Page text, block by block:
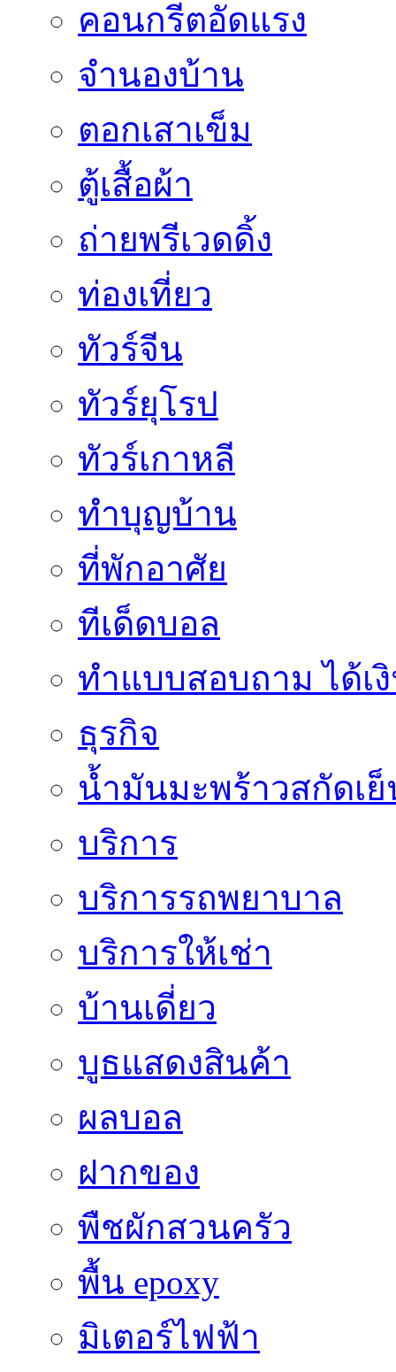
คอนกรีตอัดแรง
จำนองบ้าน
ตอกเสาเข็ม
ตู้เสื้อผ้า
ถ่ายพรีเวดดิ้ง
ท่องเที่ยว
ทัวร์จีน
ทัวร์ยุโรป
ทัวร์เกาหลี
ทำบุญบ้าน
ที่พักอาศัย
ทีเด็ดบอล
ทําแบบสอบถาม ได้เ
ธุรกิจ
น้ำมันมะพร้าวสกัดเ
บริการ
บริการรถพยาบาล
บริการให้เช่า
บ้านเดี่ยว
บูธแสดงสินค้า
ผลบอล
ฝากของ
พืชผักสวนครัว
พื้น epoxy
มิเตอร์ไฟฟ้า